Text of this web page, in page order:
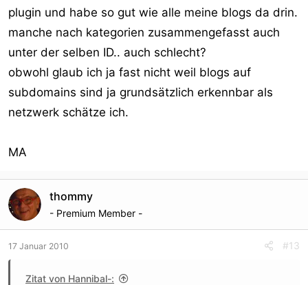
plugin und habe so gut wie alle meine blogs da drin.
manche nach kategorien zusammengefasst auch
unter der selben ID.. auch schlecht?
obwohl glaub ich ja fast nicht weil blogs auf
subdomains sind ja grundsätzlich erkennbar als
netzwerk schätze ich.
MA
thommy
- Premium Member -
17 Januar 2010 #13
Zitat von Hannibal-: